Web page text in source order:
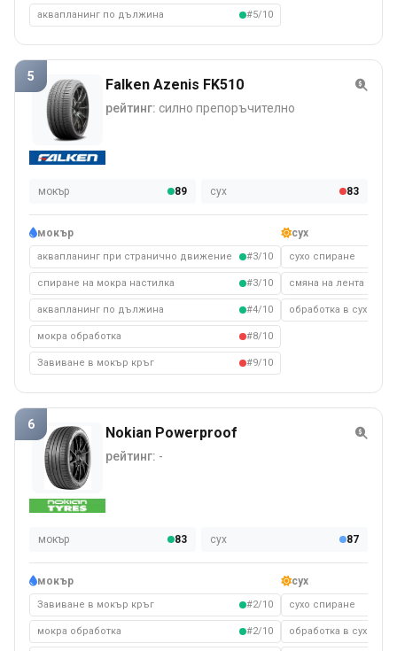
аквапланинг по дължина #5/10
5 Falken Azenis FK510
рейтинг: силно препоръчително
мокър 89 сух 83
мокър
аквапланинг при странично движение #3/10
спиране на мокра настилка #3/10
аквапланинг по дължина #4/10
мокра обработка #8/10
Завиване в мокър кръг #9/10
сух
сухо спиране
смяна на лента на
обработка в сухо
6 Nokian Powerproof
рейтинг: -
мокър 83 сух 87
мокър
Завиване в мокър кръг #2/10
мокра обработка #2/10
сух
сухо спиране
обработка в сухо